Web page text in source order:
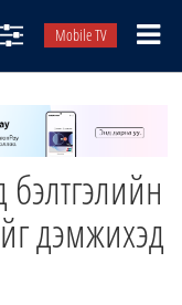
Mobile TV
дэмжихэд